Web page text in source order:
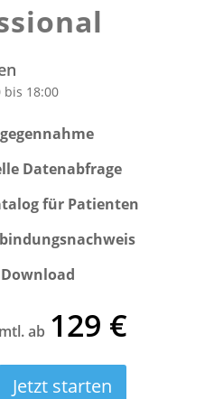
bis 18:00
Datenabfrage
für Patienten
mtl. ab 129 €
Jetzt starten